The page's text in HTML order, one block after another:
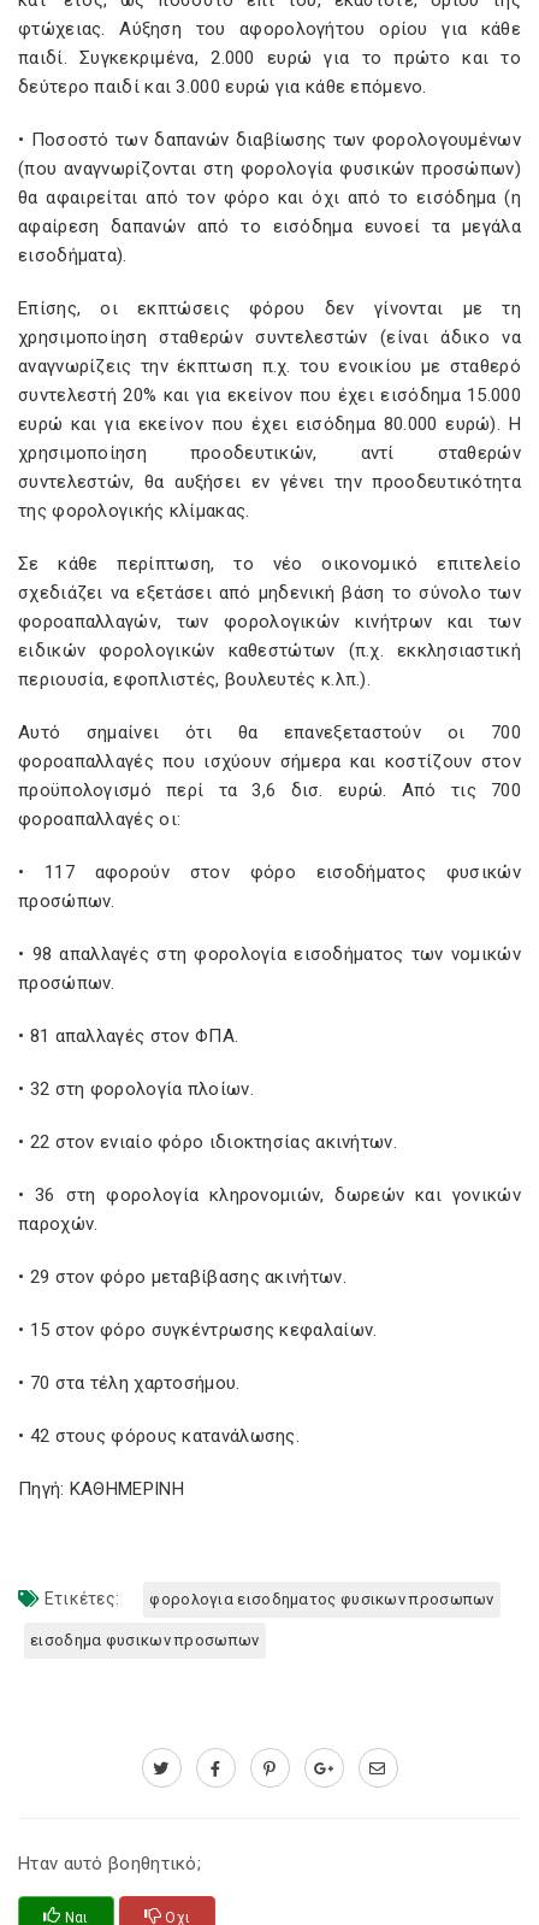
φτώχειας. Αύξηση του αφορολογήτου ορίου για κάθε
παιδί. Συγκεκριμένα, 2.000 ευρώ για το πρώτο και το
δεύτερο παιδί και 3.000 ευρώ για κάθε επόμενο.
• Ποσοστό των δαπανών διαβίωσης των φορολογουμένων
(που αναγνωρίζονται στη φορολογία φυσικών προσώπων)
θα αφαιρείται από τον φόρο και όχι από το εισόδημα (η
αφαίρεση δαπανών από το εισόδημα ευνοεί τα μεγάλα
εισοδήματα).
Επίσης, οι εκπτώσεις φόρου δεν γίνονται με τη
χρησιμοποίηση σταθερών συντελεστών (είναι άδικο να
αναγνωρίζεις την έκπτωση π.χ. του ενοικίου με σταθερό
συντελεστή 20% και για εκείνον που έχει εισόδημα 15.000
ευρώ και για εκείνον που έχει εισόδημα 80.000 ευρώ). Η
χρησιμοποίηση προοδευτικών, αντί σταθερών
συντελεστών, θα αυξήσει εν γένει την προοδευτικότητα
της φορολογικής κλίμακας.
Σε κάθε περίπτωση, το νέο οικονομικό επιτελείο
σχεδιάζει να εξετάσει από μηδενική βάση το σύνολο των
φοροαπαλλαγών, των φορολογικών κινήτρων και των
ειδικών φορολογικών καθεστώτων (π.χ. εκκλησιαστική
περιουσία, εφοπλιστές, βουλευτές κ.λπ.).
Αυτό σημαίνει ότι θα επανεξεταστούν οι 700
φοροαπαλλαγές που ισχύουν σήμερα και κοστίζουν στον
προϋπολογισμό περί τα 3,6 δισ. ευρώ. Από τις 700
φοροαπαλλαγές οι:
• 117 αφορούν στον φόρο εισοδήματος φυσικών
προσώπων.
• 98 απαλλαγές στη φορολογία εισοδήματος των νομικών
προσώπων.
• 81 απαλλαγές στον ΦΠΑ.
• 32 στη φορολογία πλοίων.
• 22 στον ενιαίο φόρο ιδιοκτησίας ακινήτων.
• 36 στη φορολογία κληρονομιών, δωρεών και γονικών
παροχών.
• 29 στον φόρο μεταβίβασης ακινήτων.
• 15 στον φόρο συγκέντρωσης κεφαλαίων.
• 70 στα τέλη χαρτοσήμου.
• 42 στους φόρους κατανάλωσης.
Πηγή: ΚΑΘΗΜΕΡΙΝΗ
Ετικέτες: φορολογια εισοδηματος φυσικων προσωπων
εισοδημα φυσικων προσωπων
Ηταν αυτό βοηθητικό;
Ναι Οχι